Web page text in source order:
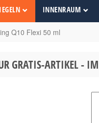
INNENRAUM
Q10 Flexi 50 ml
GRATIS-ARTIKEL -